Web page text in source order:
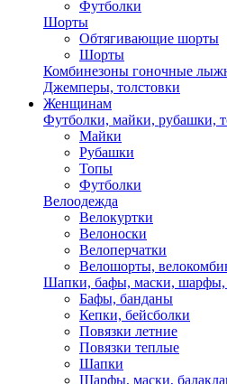
Футболки
Шорты
Обтягивающие шорты
Шорты
Комбинезоны гоночные
Джемперы, толстовки
Женщинам
Футболки, майки, рубашки,
Майки
Рубашки
Топы
Футболки
Велоодежда
Велокуртки
Велоноски
Велоперчатки
Велошорты,
Шапки, бафы, маски, шарфы,
Бафы, банданы
Кепки, бейсболки
Повязки летние
Повязки теплые
Шапки
Шарфы, маски,